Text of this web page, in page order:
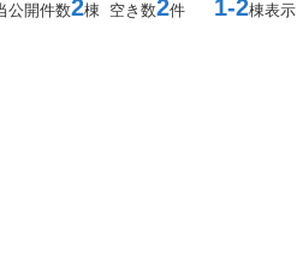
公開件数2棟 空き数2件 1-2棟表示